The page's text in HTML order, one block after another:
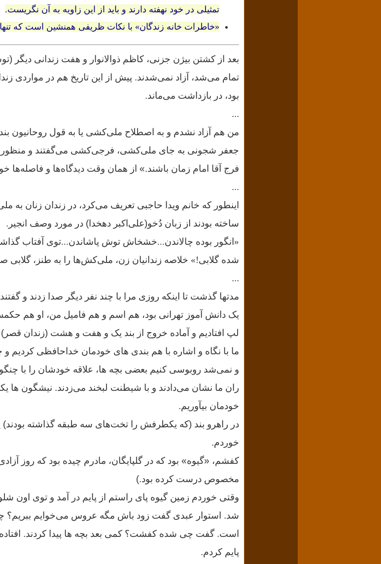
تمثیلی در خود نهفته دارند و باید از این زاویه به آن نگریست.
«خاطرات خانه زندگان» با نکات ظریفی همنشین است که
بعد از کشتن بیژن جزنی، کاظم ذوالانوار و هفت زندانی دیگر
تمام می‌شد، آزاد نمی‌شدند. پیش از این تاریخ هم در مواردی
بود، در بازداشت می‌ماند.
...
من هم آزاد نشدم و به اصطلاح ملی‌کشی یا به قول روحانیون
جعفر شجونی به جای ملی‌کشی، فرجی‌کشی می‌گفتند و منظور این
فرج آقا امام زمان باشند.» از همان وقت دیدگاه‌ها و فاصله‌ها
...
اینطور که خانم ویدا حاجبی تعریف می‌کرد، در زندان زنان
ساخته بودند از زبان دُخو(علی‌اکبر دهخدا) در مورد وصف انجیر.
«انگور بوده چالاندن...خشخاش توش پاشاندن...توی آفتاب
شده گلابی!» خلاصه زندانیان زن، ملی‌کش‌ها را به طنز، گلابی
...
مدتها گذشت تا اینکه روزی مرا با چند نفر دیگر صدا زدند و
یک دانش آموز تهرانی بود، هم اسم و هم فامیل من، او هم
لپ افتادیم و آماده خروج از بند یک و هفت و هشت (زندان
ما با نگاه و اشاره با هم بندی های خودمان خداحافظی کردیم و
و نمی‌شد روبوسی کنیم بعضی بچه ها، علاقه خودشان را با
ران ما نشان می‌دادند و با شیطنت لبخند می‌زدند. نیشگون ها
خودمان بیآوریم.
در راهرو بند (که یکطرفش را تخت‌های سه طبقه گذاشته بودند)
خوردم.
کفشم، «گیوه» بود که در گلپایگان، مادرم چیده بود که روز
مخصوص درست کرده بود.)
وقتی خوردم زمین گیوه پای راستم از پایم در آمد و توی اون
شد. استوار عبدی گفت زود باش مگه عروس می‌خوایم ببریم؟
است. گفت چی شده کفشت؟ کمی بعد بچه ها پیدا کردند.
پایم کردم.